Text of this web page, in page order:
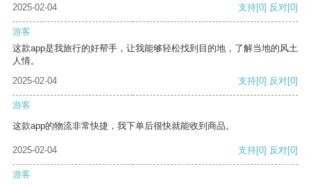
2025-02-04
支持[0] 反对[0]
游客
这款app是我旅行的好帮手，让我能够轻松找到目的地，了解当地的风土
人情。
2025-02-04
支持[0] 反对[0]
游客
这款app的物流非常快捷，我下单后很快就能收到商品。
2025-02-04 支持[0] 反对[0]
游客